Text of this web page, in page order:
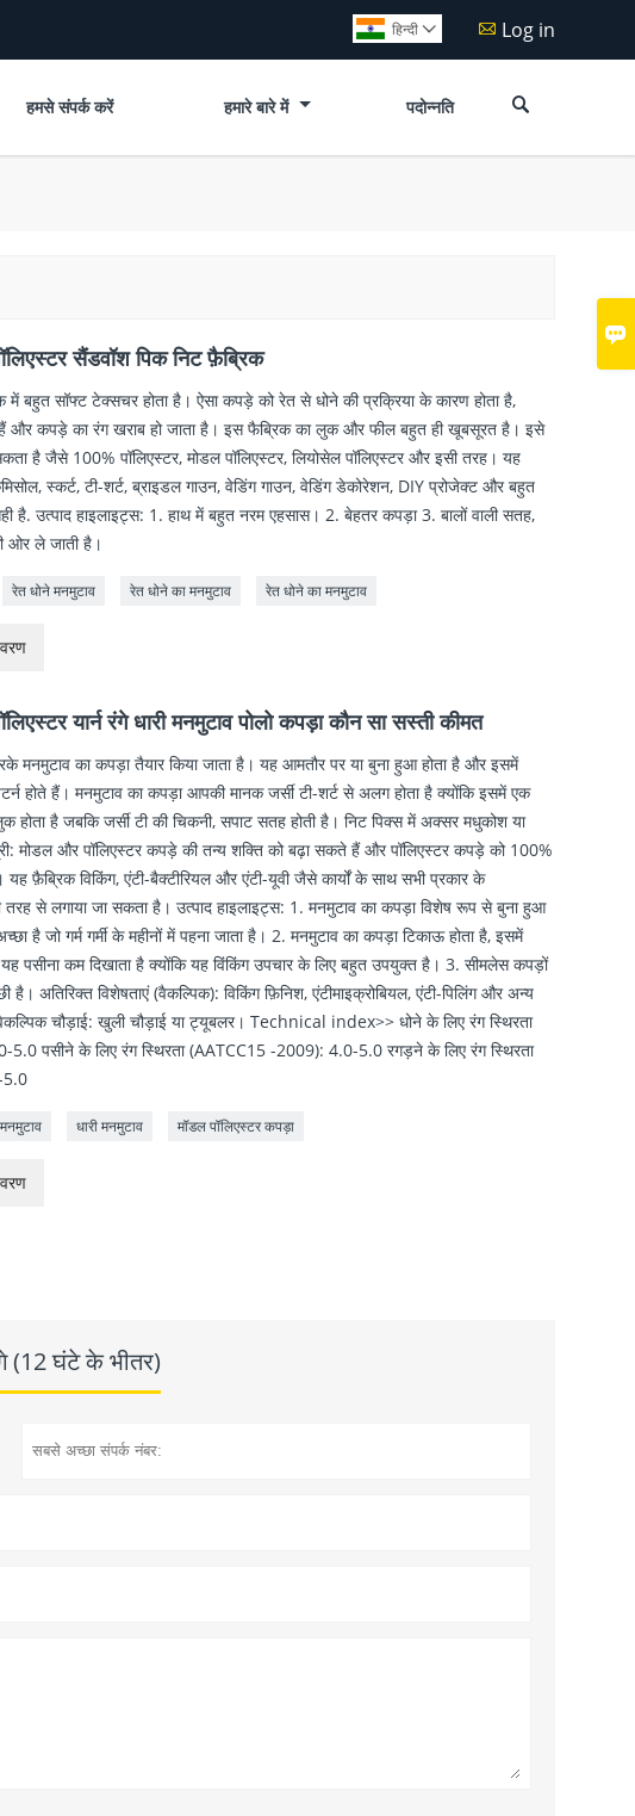

 Log in
हिन्दी 
हमसे संपर्क करें हमारे बारे में पदोन्नति 
सैंडवॉश पिक निट फ़ैब्रिक
बहुत सॉफ्ट टेक्सचर होता है। ऐसा कपड़े को रेत से धोने की प्रक्रिया के कारण होता है,
और कपड़े का रंग खराब हो जाता है। इस फैब्रिक का लुक और फील बहुत ही खूबसूरत है। इसे
है जैसे 100% पॉलिएस्टर, मोडल पॉलिएस्टर, लियोसेल पॉलिएस्टर और इसी तरह। यह
स्कर्ट, टी-शर्ट, ब्राइडल गाउन, वेडिंग गाउन, वेडिंग डेकोरेशन, DIY प्रोजेक्ट और बहुत
है. उत्पाद हाइलाइट्स: 1. हाथ में बहुत नरम एहसास। 2. बेहतर कपड़ा 3. बालों वाली सतह,
ओर ले जाती है।
रेत धोने मनमुटाव रेत धोने का मनमुटाव रेत धोने का मनमुटाव
यार्न रंगे धारी मनमुटाव पोलो कपड़ा कौन सा सस्ती कीमत
मनमुटाव का कपड़ा तैयार किया जाता है। यह आमतौर पर या बुना हुआ होता है और इसमें
पैटर्न होते हैं। मनमुटाव का कपड़ा आपकी मानक जर्सी टी-शर्ट से अलग होता है क्योंकि इसमें एक
होता है जबकि जर्सी टी की चिकनी, सपाट सतह होती है। निट पिक्स में अक्सर मधुकोश या
मोडल और पॉलिएस्टर कपड़े की तन्य शक्ति को बढ़ा सकते हैं और पॉलिएस्टर कपड़े को 100%
फ़ैब्रिक विकिंग, एंटी-बैक्टीरियल और एंटी-यूवी जैसे कार्यों के साथ सभी प्रकार के
तरह से लगाया जा सकता है। उत्पाद हाइलाइट्स: 1. मनमुटाव का कपड़ा विशेष रूप से बुना हुआ
है जो गर्म गर्मी के महीनों में पहना जाता है। 2. मनमुटाव का कपड़ा टिकाऊ होता है, इसमें
पसीना कम दिखाता है क्योंकि यह विंकिंग उपचार के लिए बहुत उपयुक्त है। 3. सीमलेस कपड़ों
है। अतिरिक्त विशेषताएं (वैकल्पिक): विकिंग फ़िनिश, एंटीमाइक्रोबियल, एंटी-पिलिंग और अन्य
वैकल्पिक चौड़ाई: खुली चौड़ाई या ट्यूबलर। Technical index>> धोने के लिए रंग स्थिरता
पसीने के लिए रंग स्थिरता (AATCC15 -2009): 4.0-5.0 रगड़ने के लिए रंग स्थिरता
5.0
धारी मनमुटाव मॉडल पॉलिएस्टर कपड़ा
(12 घंटे के भीतर)